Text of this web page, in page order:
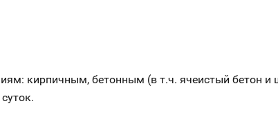
кирпичным, бетонным (в т.ч. ячеистый бетон и